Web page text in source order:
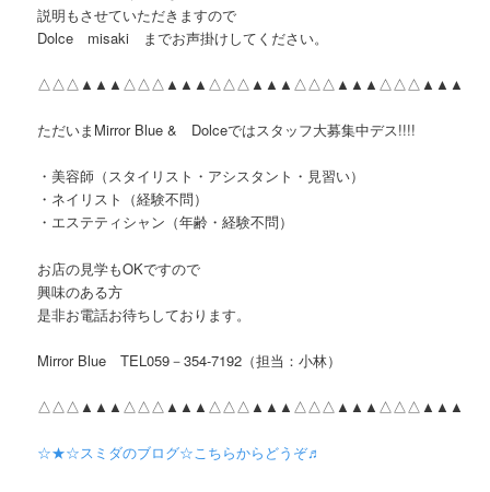
説明もさせていただきますので
Dolce misaki までお声掛けしてください。
△△△▲▲▲△△△▲▲▲△△△▲▲▲△△△▲▲▲△△△▲▲▲
ただいまMirror Blue & Dolceではスタッフ大募集中デス!!!!
・美容師（スタイリスト・アシスタント・見習い）
・ネイリスト（経験不問）
・エステティシャン（年齢・経験不問）
お店の見学もOKですので
興味のある方
是非お電話お待ちしております。
Mirror Blue TEL059－354-7192（担当：小林）
△△△▲▲▲△△△▲▲▲△△△▲▲▲△△△▲▲▲△△△▲▲▲
☆★☆スミダのブログ☆こちらからどうぞ♬